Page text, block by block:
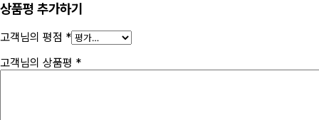
상품평 추가하기
고객님의 평점 *
고객님의 상품평 *